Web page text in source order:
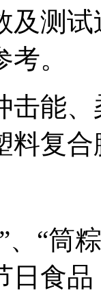
及测
。
击能
料复
、“筒
日食